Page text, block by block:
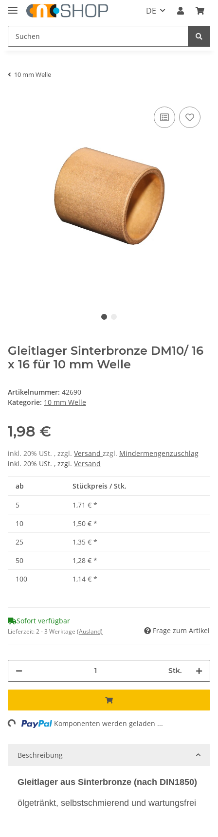
DE
10 mm Welle
Gleitlager Sinterbronze DM10/ 16
x 16 für 10 mm Welle
Artikelnummer: 42690
Kategorie: 10 mm Welle
1,98 €
inkl. 20% USt. , zzgl. Versand zzgl. Mindermengenzuschlag
inkl. 20% USt. , zzgl. Versand
ab Stückpreis / Stk.
5 1,71 € *
10
1,50 € *
25
1,35 € *
50
1,28 € *
100
1,14 € *
Sofort verfügbar
Lieferzeit:2 - 3 Werktage (Ausland) Frage zum Artikel
Stk.
Komponenten werden geladen ...
Beschreibung
Gleitlager aus Sinterbronze (nach DIN1850)
ölgetränkt, selbstschmierend und wartungsfrei